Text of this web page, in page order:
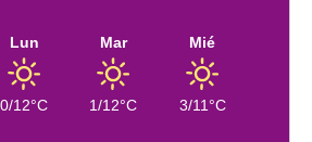
Lun
0/12°C
Mar
1/12°C
Mié
3/11°C